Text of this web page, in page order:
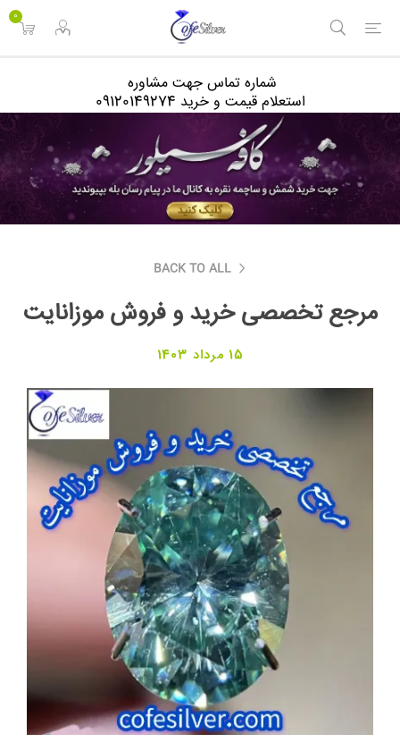
0
شماره تماس جهت مشاوره
استعلام قیمت و خرید 09120149274
BACK TO ALL
مرجع تخصصی خرید و فروش موزانایت
15 مرداد 1403